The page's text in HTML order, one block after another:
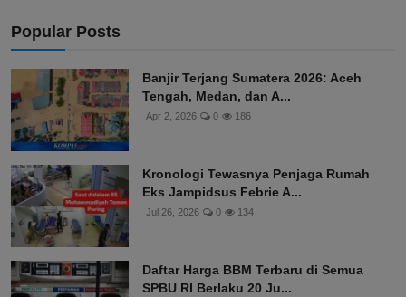
Popular Posts
Banjir Terjang Sumatera 2026: Aceh
Tengah, Medan, dan A...
Apr 2, 2026 0 186
Kronologi Tewasnya Penjaga Rumah
Eks Jampidsus Febrie A...
Jul 26, 2026 0 134
Daftar Harga BBM Terbaru di Semua
SPBU RI Berlaku 20 Ju...